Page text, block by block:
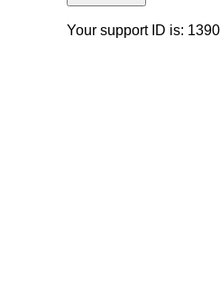
Your support ID is: